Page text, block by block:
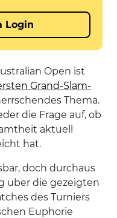
Open ist
Grand-Slam-
Thema.
die Frage auf, ob
aktuell
hat.
doch durchaus
über die gezeigten
des Turniers
Euphorie